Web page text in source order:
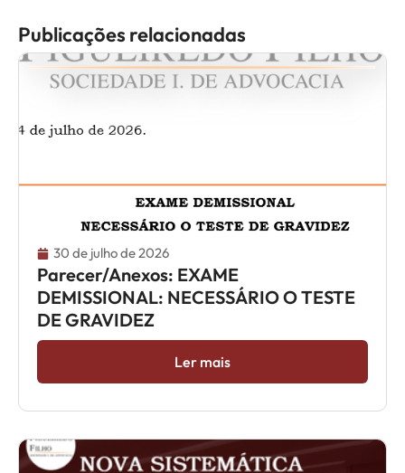
Publicações relacionadas
30 de julho de 2026
Parecer/Anexos: EXAME
DEMISSIONAL: NECESSÁRIO O TESTE
DE GRAVIDEZ
Ler mais